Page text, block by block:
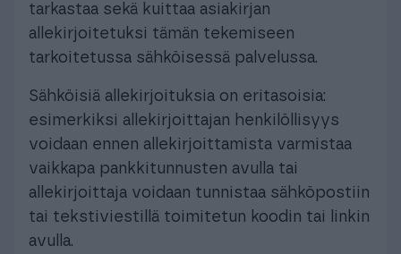
tarkastaa sekä kuittaa asiakirjan
allekirjoitetuksi tämän tekemiseen
tarkoitetussa sähköisessä palvelussa.
Sähköisiä allekirjoituksia on eritasoisia:
esimerkiksi allekirjoittajan henkilöllisyys
voidaan ennen allekirjoittamista varmistaa
vaikkapa pankkitunnusten avulla tai
allekirjoittaja voidaan tunnistaa sähköpostiin
tai tekstiviestillä toimitetun koodin tai linkin
avulla.